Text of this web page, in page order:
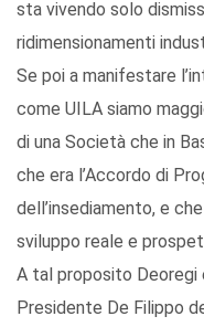
sta vivendo solo
ridimensionamenti
Se poi a manifestare
come UILA siamo
di una Società che in
che era l’Accordo di
dell’insediamento, e
sviluppo reale e
A tal proposito Deoregi
Presidente De Filippo